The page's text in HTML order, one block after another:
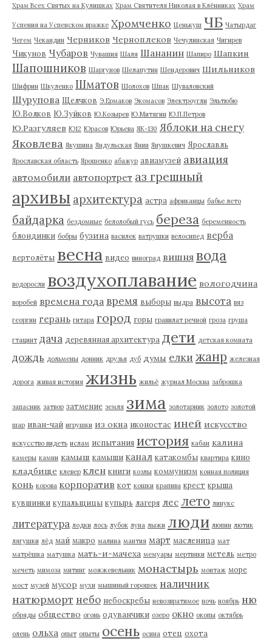
Храм Всех Святых на Кулишках Храм Святителя Николая в Клённиках Храм
Успения на Успенском вражке Хромченко Ценькуш ЧБ Чатырдаг
Чегем Чекандин Черников Черноплеков Чечулинская Чигирев
Чикунов Чубаров Чувашия Шаля Шананин Шапиро Шапкин
Шапошников Шаргунов Шелапутин Шендерович Шильников
Шифрин Шкуленко Шматов Шолохов Шпак Шуваловский
Шурупова Щелчков Э.Ермаков Экомасов Электроугли Эльтюбю
Ю.Волков Ю.Зуйков Ю.Козырев Ю.Митягин Ю.П.Петров
Ю.Разгуляев Ю12 Юрасов Юрьева ЯК-130 Яблоки на снегу
Яковлева Якушина Яндульская Янин Янушкевич Ярославль
Ярославская область Ярошенко абажур авиамузей авиация
автомобили автопортрет аз грешный
архивы архитектура астра африканцы бабье лето
байдарка бездомные белолобый гусь береза беременность
блондинки бобры бузина василек ватрушки велосипед верба
вертолёты весна видео виноград вишня вода
водоросли воздухоплавание вологодчина
воробей времена года время выборы выдра высота вяз
георгин герань гитара город горы гравилат речной гроза груша
гтацинт дача деревянная архитектура дети детская комната
дождь дольмены донник друзья дуб думы елки жанр железная
дорога живая история жизнь жильё журнал Москва заброшка
запасник затвор затмение земля зима золотарник золото золотой
шар иван-чай игрушки из окна иконостас иней искусство
искусство видеть ислам испытания история кабан калина
камеры камни камыш камыши канал катакомбы квартира кино
кладбище клевер клен книги козлы коммунизм конная полиция
конь корова корпоратив кот кошки крапива крест крыша
кувшинки купальщицы купырь лагеря лес лето линукс
литература лодки лось лубок луна лыжи люди люпин лютик
лягушки лёд май макро малина мантия март масленица мат
матрёшка матушка мать-и-мачеха мемуары мертвяки метель метро
мечеть мимоза митинг можжевельник монастырь монтаж море
мост музей мусор мухи мышиный горошек наличник
натюрморт небо небоскребы невозвратимое ночь ноябрь ню
обряды общество огонь одуванчики озеро окно окопы октябрь
олень ольха опыт опыты осень осина отец охота